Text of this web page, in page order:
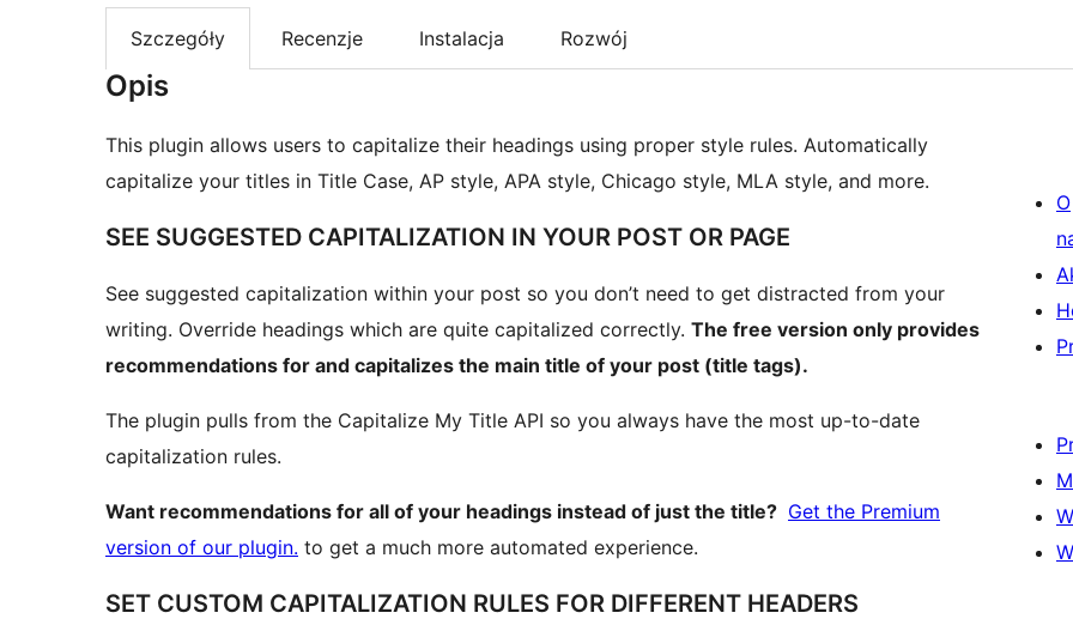
Szczegóły Recenzje Instalacja Rozwój
Opis
This plugin allows users to capitalize their headings using proper style rules. Automatically
capitalize your titles in Title Case, AP style, APA style, Chicago style, MLA style, and more.
SEE SUGGESTED CAPITALIZATION IN YOUR POST OR PAGE
See suggested capitalization within your post so you don’t need to get distracted from your
writing. Override headings which are quite capitalized correctly. The free version only provides
recommendations for and capitalizes the main title of your post (title tags).
The plugin pulls from the Capitalize My Title API so you always have the most up-to-date
capitalization rules.
Want recommendations for all of your headings instead of just the title? Get the Premium
version of our plugin. to get a much more automated experience.
SET CUSTOM CAPITALIZATION RULES FOR DIFFERENT HEADERS
O